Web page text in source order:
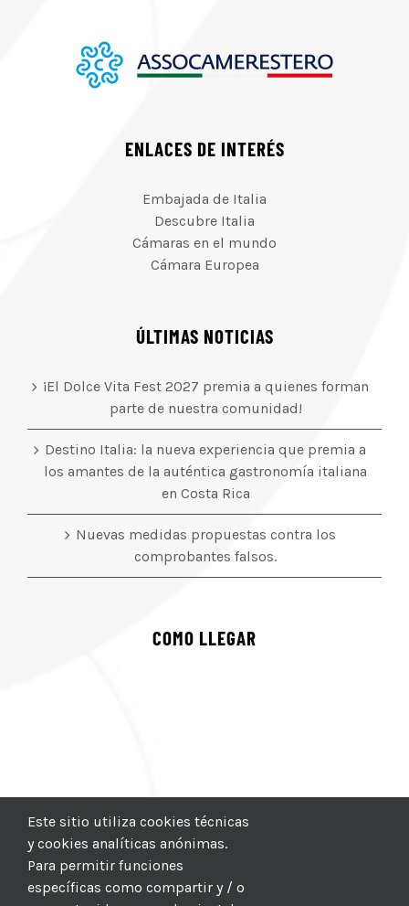
ENLACES DE INTERÉS
Embajada de Italia
Descubre Italia
Cámaras en el mundo
Cámara Europea
ÚLTIMAS NOTICIAS
¡El Dolce Vita Fest 2027 premia a quienes forman
parte de nuestra comunidad!
Destino Italia: la nueva experiencia que premia a
los amantes de la auténtica gastronomía italiana
en Costa Rica
Nuevas medidas propuestas contra los
comprobantes falsos.
COMO LLEGAR
Este sitio utiliza cookies técnicas
y cookies analíticas anónimas.
Para permitir funciones
específicas como compartir y / o